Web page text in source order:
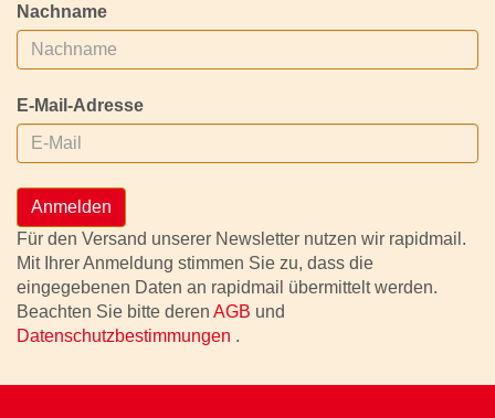
Nachname
E-Mail-Adresse
Anmelden
Für den Versand unserer Newsletter nutzen wir rapidmail.
Mit Ihrer Anmeldung stimmen Sie zu, dass die
eingegebenen Daten an rapidmail übermittelt werden.
Beachten Sie bitte deren AGB und
Datenschutzbestimmungen .